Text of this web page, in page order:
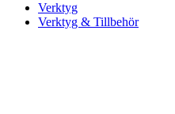
Verktyg
Verktyg & Tillbehör